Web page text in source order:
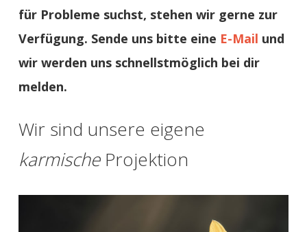
für Probleme suchst, stehen wir gerne zur
Verfügung. Sende uns bitte eine E-Mail und
wir werden uns schnellstmöglich bei dir
melden.
Wir sind unsere eigene
karmischeProjektion